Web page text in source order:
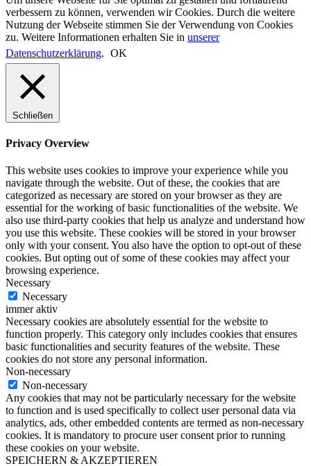
verbessern zu können, verwenden wir Cookies. Durch die weitere
Nutzung der Webseite stimmen Sie der Verwendung von Cookies
zu. Weitere Informationen erhalten Sie in unserer
Datenschutzerklärung. OK
Schließen
Privacy Overview
This website uses cookies to improve your experience while you
navigate through the website. Out of these, the cookies that are
categorized as necessary are stored on your browser as they are
essential for the working of basic functionalities of the website. We
also use third-party cookies that help us analyze and understand how
you use this website. These cookies will be stored in your browser
only with your consent. You also have the option to opt-out of these
cookies. But opting out of some of these cookies may affect your
browsing experience.
Necessary
Necessary
immer aktiv
Necessary cookies are absolutely essential for the website to
function properly. This category only includes cookies that ensures
basic functionalities and security features of the website. These
cookies do not store any personal information.
Non-necessary
Non-necessary
Any cookies that may not be particularly necessary for the website
to function and is used specifically to collect user personal data via
analytics, ads, other embedded contents are termed as non-necessary
cookies. It is mandatory to procure user consent prior to running
these cookies on your website.
SPEICHERN & AKZEPTIEREN